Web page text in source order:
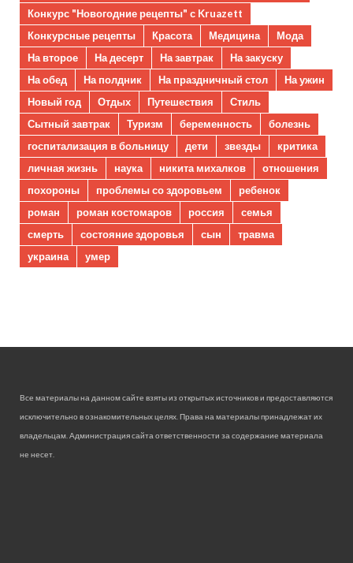
Конкурс "Новогодние рецепты" с Kruazett
Конкурсные рецепты
Красота Медицина
Мода
На второе
На десерт На завтрак
На закуску
На обед
На полдник На праздничный стол
На ужин
Новый год
Отдых Путешествия
Стиль
Сытный завтрак
Туризм беременность
болезнь
госпитализация в больницу
дети звезды
критика
личная жизнь
наука никита михалков
отношения
похороны
проблемы со здоровьем
ребенок
роман
роман костомаров россия
семья
смерть
состояние здоровья сын
травма
украина
умер
Все материалы на данном сайте взяты из открытых источников и предоставляются
исключительно в ознакомительных целях. Права на материалы принадлежат их
владельцам. Администрация сайта ответственности за содержание материала
не несет.